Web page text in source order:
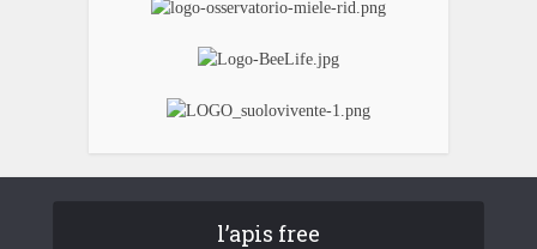
l’apis free